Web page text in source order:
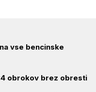
vse bencinske
obrokov brez obresti